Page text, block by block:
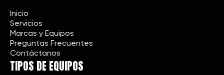
Inicio
Servicios
Marcas y Equipos
Preguntas Frecuentes
Contáctanos
TIPOS DE EQUIPOS